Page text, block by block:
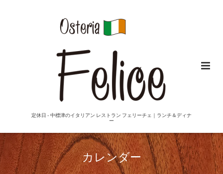
定休日 - 中標津のイタリアン レストラン フェリーチェ｜ランチ＆ディナ
ー
カレンダー